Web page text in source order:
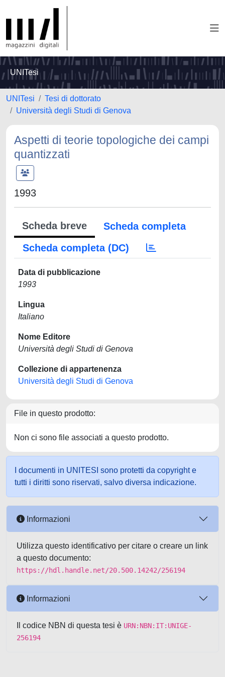
UNITesi
UNITesi
Tesi di dottorato
Università degli Studi di Genova
Aspetti di teorie topologiche dei campi
quantizzati
1993
Scheda breve
Scheda completa
Scheda completa (DC)
Data di pubblicazione
1993
Lingua
Italiano
Nome Editore
Università degli Studi di Genova
Collezione di appartenenza
Università degli Studi di Genova
File in questo prodotto:
Non ci sono file associati a questo prodotto.
I documenti in UNITESI sono protetti da copyright e
tutti i diritti sono riservati, salvo diversa indicazione.
Informazioni
Utilizza questo identificativo per citare o creare un link
a questo documento:
https://hdl.handle.net/20.500.14242/256194
Informazioni
Il codice NBN di questa tesi è URN:NBN:IT:UNIGE-
256194